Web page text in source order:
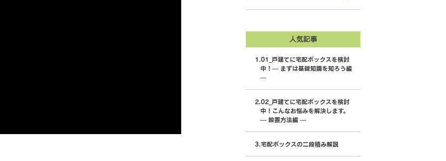
人気記事
01_戸建てに宅配ボックスを検討
中！— まずは基礎知識を知ろう編
—
02_戸建てに宅配ボックスを検討
中！こんなお悩みを解決します。
— 設置方法編 —
宅配ボックスの二段積み解説